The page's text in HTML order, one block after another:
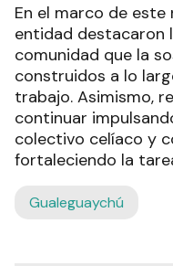
En el marco de este
entidad destacaron
comunidad que la
construidos a lo
trabajo. Asimismo,
continuar
colectivo celíaco y
fortaleciendo la
Gualeguaychú